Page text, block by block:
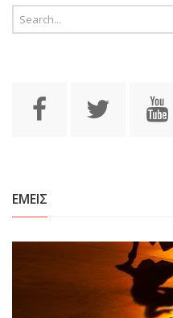
ΕΜΕΙΣ